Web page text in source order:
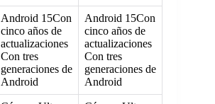
Android 15Con
cinco años de
actualizaciones
Con tres
generaciones de
Android
Android 15Con
cinco años de
actualizaciones
Con tres
generaciones de
Android